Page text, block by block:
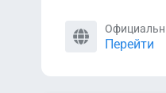
Перейти